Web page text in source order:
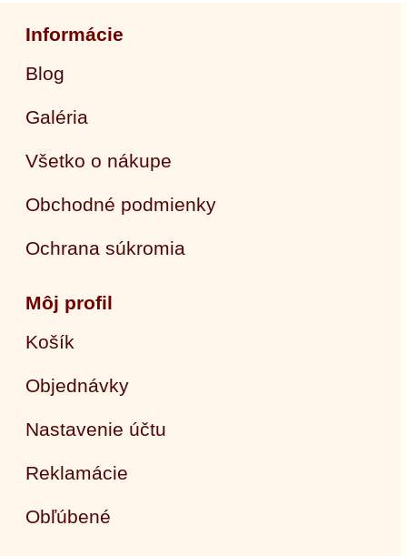
Informácie
Blog
Galéria
Všetko o nákupe
Obchodné podmienky
Ochrana súkromia
Môj profil
Košík
Objednávky
Nastavenie účtu
Reklamácie
Obľúbené